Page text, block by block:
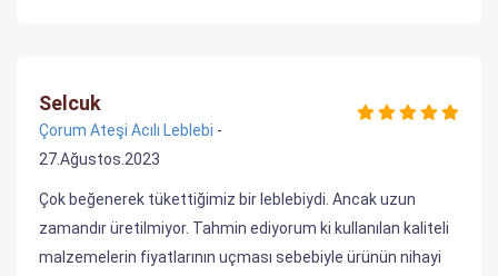
Selcuk
Çorum Ateşi Acılı Leblebi -
27.Ağustos.2023
Çok beğenerek tükettiğimiz bir leblebiydi. Ancak uzun
zamandır üretilmiyor. Tahmin ediyorum ki kullanılan kaliteli
malzemelerin fiyatlarının uçması sebebiyle ürünün nihayi